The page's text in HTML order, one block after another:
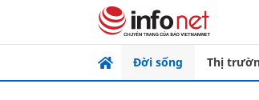
Đời sống Thị